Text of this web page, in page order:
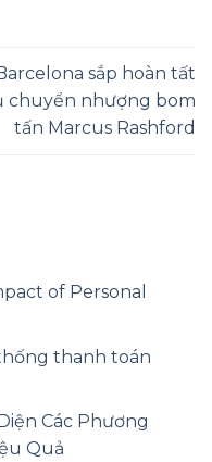
sắp hoàn tất
chuyển nhượng bom
tấn Marcus Rashford
of Personal
thanh toán
Các Phương
Quả